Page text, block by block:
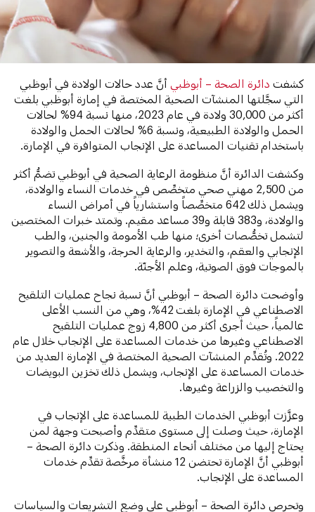
كشفتدائرة الصحة – أبوظبي أنَّ عدد حالات الولادة في أبوظبي
التي سجَّلتها المنشآت الصحية المختصة في إمارة أبوظبي بلغت
أكثر من 30,000 ولادة في عام 2023، منها نسبة 94% لحالات
الحمل والولادة الطبيعية، ونسبة 6% لحالات الحمل والولادة
باستخدام تقنيات المساعدة على الإنجاب المتوافرة في الإمارة.
وكشفت الدائرة أنَّ منظومة الرعاية الصحية في أبوظبي تضمُّ أكثر
من 2,500 مهني صحي متخصِّص في خدمات النساء والولادة،
ويشمل ذلك 642 متخصِّصاً واستشارياً في أمراض النساء
والولادة، و383 قابلة و39 مساعد مقيم. وتمتد خبرات المختصين
لتشمل تخصُّصات أخرى؛ منها طب الأمومة والجنين، والطب
الإنجابي والعقم، والتخدير، والرعاية الحرجة، والأشعة والتصوير
بالموجات فوق الصوتية، وعلم الأجنّة.
وأوضحت دائرة الصحة – أبوظبي أنَّ نسبة نجاح عمليات التلقيح
الاصطناعي في الإمارة بلغت 42%، وهي من النسب الأعلى
عالمياً، حيث أجرى أكثر من 4,800 زوج عمليات التلقيح
الاصطناعي وغيرها من خدمات المساعدة على الإنجاب خلال عام
2022. وتُقدِّم المنشآت الصحية المختصة في الإمارة العديد من
خدمات المساعدة على الإنجاب، ويشمل ذلك تخزين البويضات
والتخصيب والزراعة وغيرها.
وعزَّزت أبوظبي الخدمات الطبية للمساعدة على الإنجاب في
الإمارة، حيث وصلت إلى مستوى متقدِّم وأصبحت وجهة لمن
يحتاج إليها من مختلف أنحاء المنطقة. وذكرت دائرة الصحة –
أبوظبي أنَّ الإمارة تحتضن 12 منشأة مرخَّصة تقدِّم خدمات
المساعدة على الإنجاب.
وتحرص دائرة الصحة – أبوظبي على وضع التشريعات والسياسات